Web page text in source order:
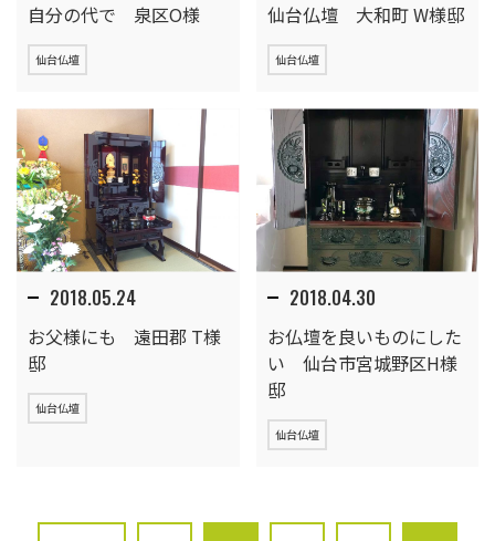
自分の代で 泉区O様
仙台仏壇
仙台仏壇 大和町 W様邸
仙台仏壇
2018.05.24
お父様にも 遠田郡 T様
邸
仙台仏壇
2018.04.30
お仏壇を良いものにした
い 仙台市宮城野区H様
邸
仙台仏壇